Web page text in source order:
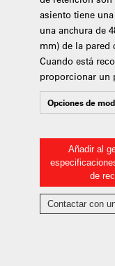
asiento tiene
una anchura de
mm) de la pared
Cuando está
proporcionar un
Opciones de
Añadir al
de
Contactar con